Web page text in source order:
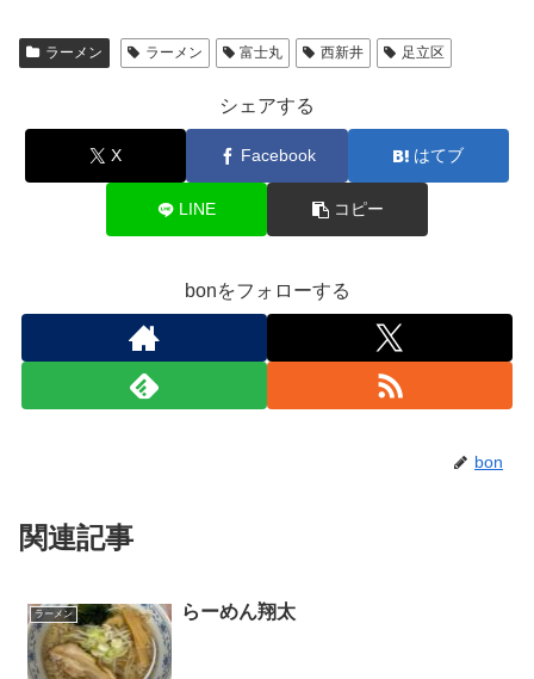
ラーメン ラーメン 富士丸 西新井 足立区
シェアする
X Facebook はてブ
LINE コピー
bonをフォローする
bon
関連記事
ラーメン らーめん翔太